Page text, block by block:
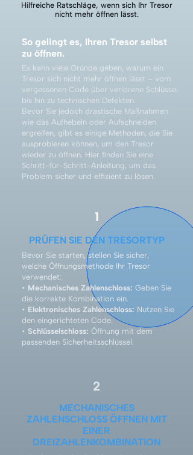
Hilfreiche Ratschläge, wenn sich Ihr Tresor
nicht mehr öffnen lässt.
So gelingt es, Ihren Tresor selbst
zu öffnen.
Es kann viele Gründe geben, warum ein
Tresor sich nicht mehr öffnen lässt – vom
vergessenen Code über verlorene Schlüssel
bis hin zu technischen Defekten.
Bevor Sie jedoch drastische Maßnahmen
wie das Aufhebeln oder Aufschneiden
ergreifen, gibt es einige Methoden, die Sie
ausprobieren können, um den Tresor
wieder zu öffnen. Hier finden Sie eine
Schritt-für-Schritt-Anleitung, um das
Problem sicher und effizient zu lösen.
1
PRÜFEN SIE DEN TRESORTYP
Bevor Sie starten, stellen Sie sicher,
welche Öffnungsmethode Ihr Tresor
verwendet:
• Mechanisches Zahlenschloss: Geben Sie
die korrekte Kombination ein.
• Elektronisches Zahlenschloss: Nutzen Sie
den eingerichteten Code.
• Schlüsselschloss: Öffnung mit dem
passenden Sicherheitsschlüssel.
2
MECHANISCHES
ZAHLENSCHLOSS ÖFFNEN MIT
EINER
DREIZAHLENKOMBINATION